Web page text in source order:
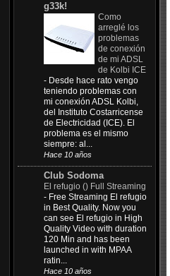
g33k!
Como
arreglé los
problemas
de conexión
de mi ADSL
de Kolbi ICE
- Desde hace rato vengo
teniendo problemas con
mi conexión ADSL Kolbi,
del Instituto Costarricense
de Electricidad (ICE). El
problema es el mismo
siempre: al...
Hace 10 años
Club Sodoma
El refugio () Full Streaming
- Free Streaming El refugio
in Best Quality. Now you
can see El refugio in High
Quality Video with duration
120 Min and has been
launched in with MPAA
ratin...
Hace 10 años